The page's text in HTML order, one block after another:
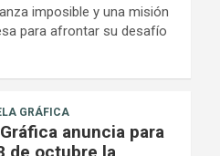
imposible y una misión
para afrontar su desafío
GRÁFICA
anuncia para